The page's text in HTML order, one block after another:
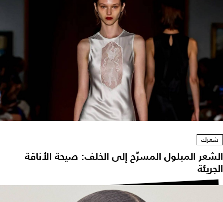
شعرك
المبلول المسرّح إلى الخلف: صيحة الأناقة